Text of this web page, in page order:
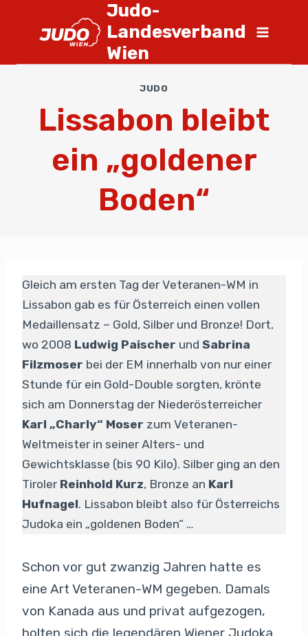
Judo-
Landesverband
Wien
JUDO
Lissabon bleibt
ein „goldener
Boden“
Gleich am ersten Tag der Veteranen-WM in
Lissabon gab es für Österreich einen vollen
Medaillensatz – Gold, Silber und Bronze! Dort,
wo 2008 Ludwig Paischer und Sabrina
Filzmoser bei der EM innerhalb von nur einer
Stunde für ein Gold-Double sorgten, krönte
sich am Donnerstag der Niederösterreicher
Karl „Charly“ Moser zum Veteranen-
Weltmeister in seiner Alters- und
Gewichtsklasse (bis 90 Kilo). Silber ging an den
Tiroler Reinhold Kurz, Bronze an Karl
Hufnagel. Lissabon bleibt also für Österreichs
Judoka ein „goldenen Boden“ …
Schon vor gut zwanzig Jahren hatte es
eine Art Veteranen-WM gegeben. Damals
von Kanada aus und privat aufgezogen,